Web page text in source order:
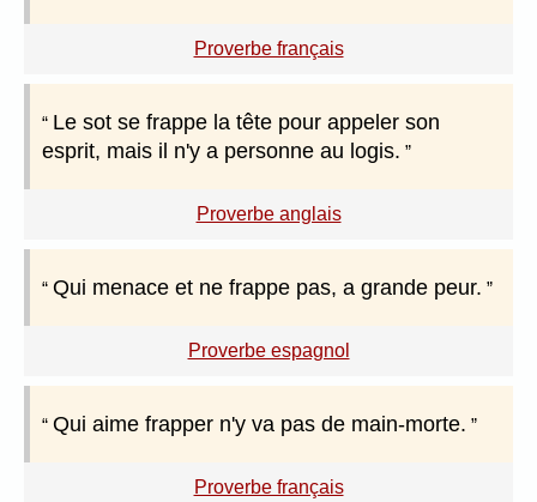
Proverbe français
Le sot se frappe la tête pour appeler son
esprit, mais il n'y a personne au logis.
Proverbe anglais
Qui menace et ne frappe pas, a grande peur.
Proverbe espagnol
Qui aime frapper n'y va pas de main-morte.
Proverbe français